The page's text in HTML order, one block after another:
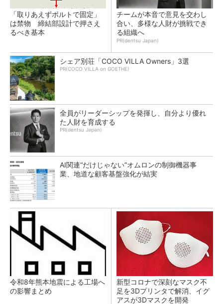
「取りあえずボルトで固定」
は禁物 締結部設計で押さえ
るべき基本
チームが本音で意見を交わし
合い、多様な人財が挑戦でき
る組織へ
PR(dentsu Japan)
シェア別荘「COCO VILLA Owners」3選
PR(COCO VILLA on GOETHE)
全員がリーダーシップを発揮し、自分より優れ
た人財を育成する
PR(dentsu Japan)
AI関連“だけじゃない”オムロンの制御機器事
業、地道な顧客基盤強化が結実
令和8年熊本地震による工場へ
の影響まとめ
新型コロナで深刻なマスク不
足を3Dプリンタで解消、イグ
アスが3Dマスクを開発